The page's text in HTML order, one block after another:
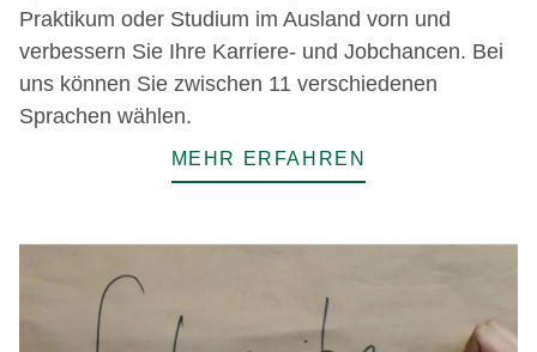
Praktikum oder Studium im Ausland vorn und
verbessern Sie Ihre Karriere- und Jobchancen. Bei
uns können Sie zwischen 11 verschiedenen
Sprachen wählen.
MEHR ERFAHREN